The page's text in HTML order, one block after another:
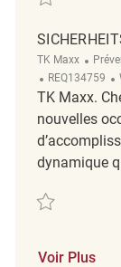
TK Maxx
ReqId
REQ134759
TK Maxx.
nouvelles
dynamique
Sauvegarder
Voir Plus